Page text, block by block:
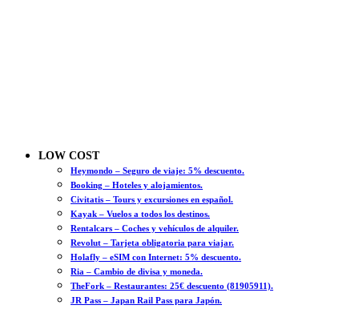
LOW COST
Heymondo – Seguro de viaje: 5% descuento.
Booking – Hoteles y alojamientos.
Civitatis – Tours y excursiones en español.
Kayak – Vuelos a todos los destinos.
Rentalcars – Coches y vehículos de alquiler.
Revolut – Tarjeta obligatoria para viajar.
Holafly – eSIM con Internet: 5% descuento.
Ria – Cambio de divisa y moneda.
TheFork – Restaurantes: 25€ descuento (81905911).
JR Pass – Japan Rail Pass para Japón.